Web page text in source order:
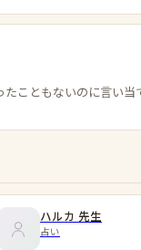
こともないのに言い当
ハルカ 先生
占い